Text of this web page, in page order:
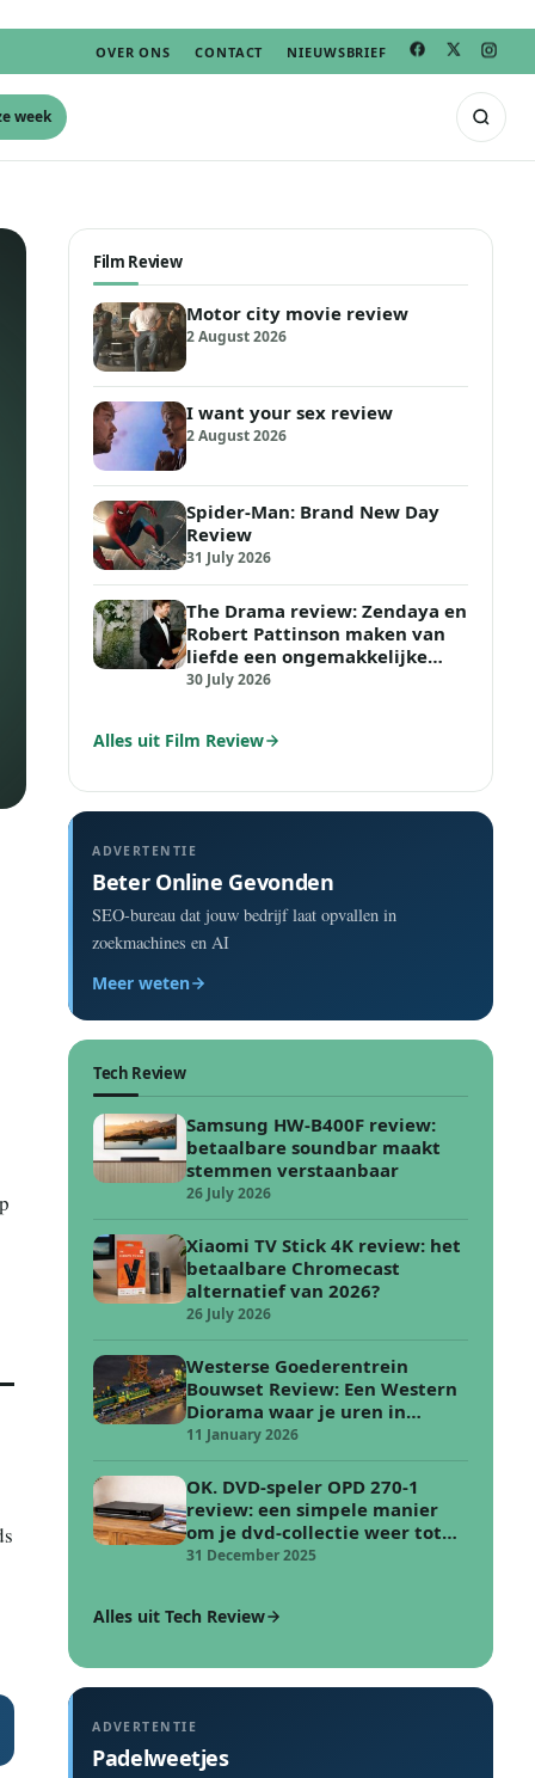
OVER ONS CONTACT NIEUWSBRIEF
week
Film Review
Motor city movie review
2 August 2026
I want your sex review
2 August 2026
Spider-Man: Brand New Day
Review
31 July 2026
The Drama review: Zendaya en
Robert Pattinson maken van
liefde een ongemakkelijke
tijdbom
30 July 2026
Alles uit Film Review
ADVERTENTIE
Beter Online Gevonden
SEO-bureau dat jouw bedrijf laat opvallen in
zoekmachines en AI
Meer weten
Tech Review
Samsung HW-B400F review:
betaalbare soundbar maakt
stemmen verstaanbaar
26 July 2026
Xiaomi TV Stick 4K review: het
betaalbare Chromecast
alternatief van 2026?
26 July 2026
Westerse Goederentrein
Bouwset Review: Een Western
Diorama waar je uren in
verdwijnt
11 January 2026
OK. DVD-speler OPD 270-1
review: een simpele manier
om je dvd-collectie weer tot
leven te wekken
31 December 2025
Alles uit Tech Review
ADVERTENTIE
Padelweetjes